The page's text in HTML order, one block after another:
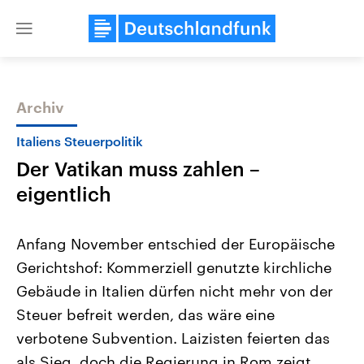
Close
Themen
Landtagswahl Sachsen-Anhalt
2026
Alle Informationen
Sachsen-Anhalt wählt am 6.
September 2026 einen neuen
Landtag. Seit 2021 wird das
Bundesland von einer Koalition aus
USA
Aktuelle Beiträge,
Hintergründe
Wirtschaftlich und
gehören die Vereinigten
den mächtigsten Ländern
mit großem Einfluss auf
Archiv
Italiens Steuerpolitik
Der Vatikan muss zahlen –
eigentlich
Anfang November entschied der Europäische
Gerichtshof: Kommerziell genutzte kirchliche
Gebäude in Italien dürfen nicht mehr von der
Steuer befreit werden, das wäre eine
verbotene Subvention. Laizisten feierten das